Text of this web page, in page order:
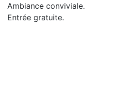
Ambiance conviviale.
Entrée gratuite.